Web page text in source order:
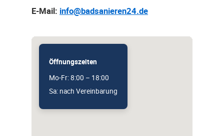
E-Mail: info@badsanieren24.de
Öffnungszeiten
Mo-Fr: 8:00 – 18:00
Sa: nach Vereinbarung